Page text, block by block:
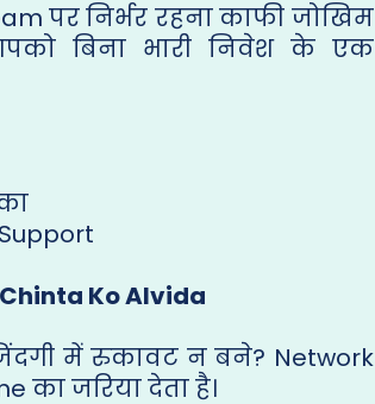
पर निर्भर रहना काफी जोखिम
बिना भारी निवेश के एक
Ko Alvida
में रुकावट न बने? Network
का जरिया देता है।